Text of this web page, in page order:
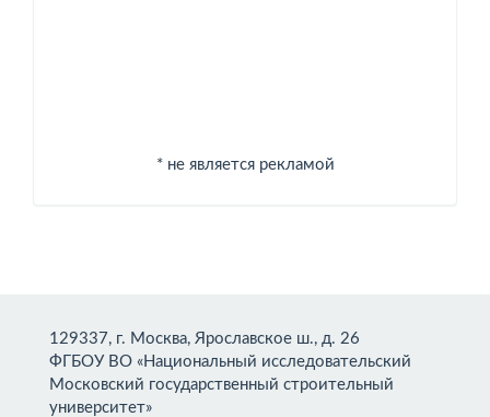
* не является рекламой
129337, г. Москва, Ярославское ш., д. 26
ФГБОУ ВО «Национальный исследовательский
Московский государственный строительный
университет»